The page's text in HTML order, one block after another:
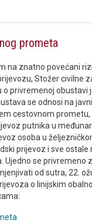
prometa
na znatno povećani
Stožer civilne
o privremenoj
se odnosi na
cestovnom
putnika u
osoba u
prijevoz i sve
Ujedno se privremeno
od sutra, 22.
o linijskim